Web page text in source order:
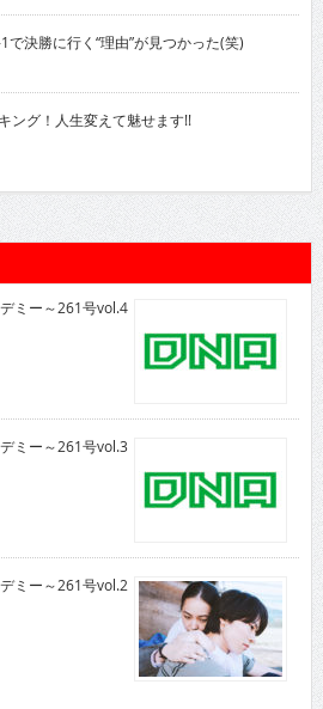
決勝に行く“理由”が見つかった(笑)
グ！人生変えて魅せます!!
ミー～261号vol.4
ミー～261号vol.3
ミー～261号vol.2